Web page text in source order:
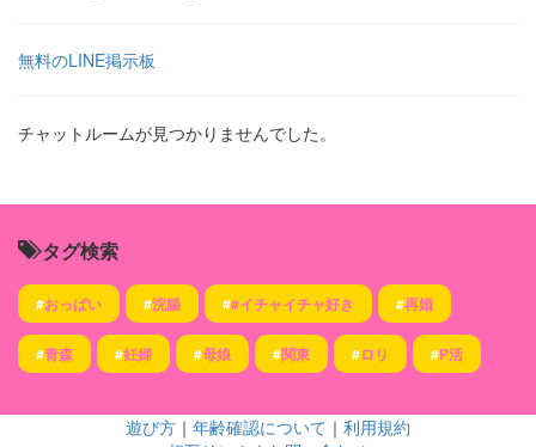
無料のLINE掲示板
チャットルームが見つかりませんでした。
タグ検索
#おっぱい #浣腸 ##イチャイチャ好き #再婚
#青森 #妊婦 #母娘 #関東 #ロリ #P活
遊び方 ｜ 年齢確認について ｜ 利用規約